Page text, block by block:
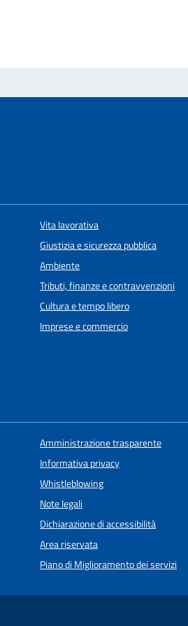
Vita lavorativa
Giustizia e sicurezza pubblica
Ambiente
Tributi, finanze e contravvenzioni
Cultura e tempo libero
Imprese e commercio
Amministrazione trasparente
Informativa privacy
Whistleblowing
Note legali
Dichiarazione di accessibilità
Area riservata
Piano di Miglioramento dei servizi